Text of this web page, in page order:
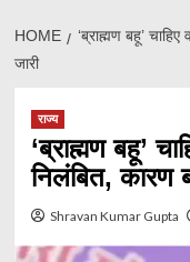
HOME
‘ब्राह्मण बहू’
जारी
राज्य
‘ब्राह्मण बहू’
निलंबित, कारण
Shravan Kumar Gupta